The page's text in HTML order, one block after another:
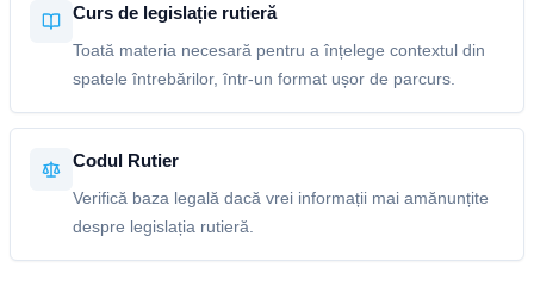
Curs de legislație rutieră
Toată materia necesară pentru a înțelege contextul din
spatele întrebărilor, într-un format ușor de parcurs.
Codul Rutier
Verifică baza legală dacă vrei informații mai amănunțite
despre legislația rutieră.